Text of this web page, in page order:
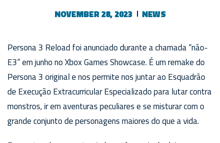
NOVEMBER 28, 2023 NEWS
Persona 3 Reload foi anunciado durante a chamada “não-
E3” em junho no Xbox Games Showcase. É um remake do
Persona 3 original e nos permite nos juntar ao Esquadrão
de Execução Extracurricular Especializado para lutar contra
monstros, ir em aventuras peculiares e se misturar com o
grande conjunto de personagens maiores do que a vida.